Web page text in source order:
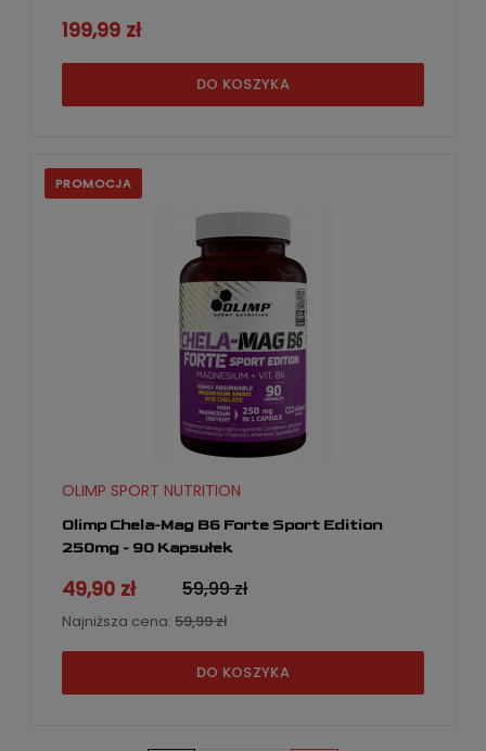
199,99 zł
DO KOSZYKA
Olimp Chela-Mag B6 Forte Sport Edition
250mg - 90 Kapsułek
OLIMP SPORT NUTRITION
49,90 zł 59,99 zł
Najniższa cena: 59,99 zł
DO KOSZYKA
PROMOCJA